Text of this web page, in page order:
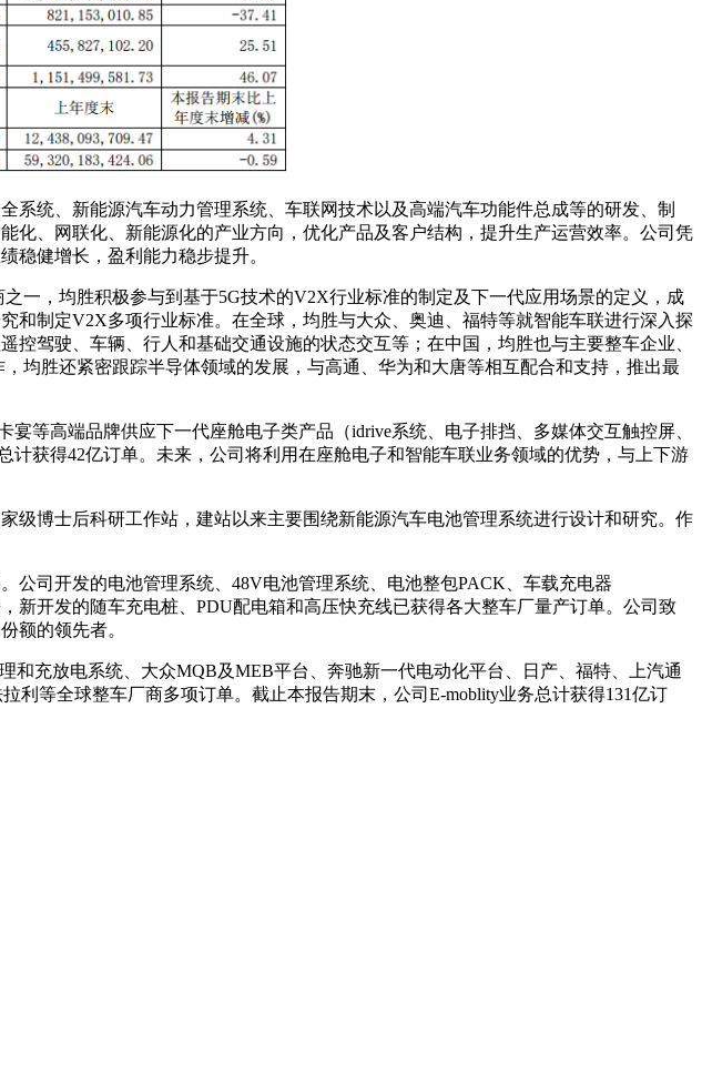
统、新能源汽车动力管理系统、车联网技术以及高端汽车功能件总成等的研发、制
、网联化、新能源化的产业方向，优化产品及客户结构，提升生产运营效率。公司凭
稳健增长，盈利能力稳步提升。
一，均胜积极参与到基于5G技术的V2X行业标准的制定及下一代应用场景的定义，成
制定V2X多项行业标准。在全球，均胜与大众、奥迪、福特等就智能车联进行深入探
驾驶、车辆、行人和基础交通设施的状态交互等；在中国，均胜也与主要整车企业、
均胜还紧密跟踪半导体领域的发展，与高通、华为和大唐等相互配合和支持，推出最
等高端品牌供应下一代座舱电子类产品（idrive系统、电子排挡、多媒体交互触控屏、
获得42亿订单。未来，公司将利用在座舱电子和智能车联业务领域的优势，与上下游
级博士后科研工作站，建站以来主要围绕新能源汽车电池管理系统进行设计和研究。作
公司开发的电池管理系统、48V电池管理系统、电池整包PACK、车载充电器
新开发的随车充电桩、PDU配电箱和高压快充线已获得各大整车厂量产订单。公司致
额的领先者。
和充放电系统、大众MQB及MEB平台、奔驰新一代电动化平台、日产、福特、上汽通
等全球整车厂商多项订单。截止本报告期末，公司E-moblity业务总计获得131亿订